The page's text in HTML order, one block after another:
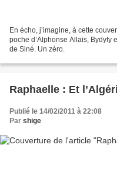
En écho, j’imagine, à cette
poche d’Alphonse Allais, Bydyfy
de Siné. Un zéro.
Raphaelle : Et
Publié le 14/02/2011 à 22:08
Par shige